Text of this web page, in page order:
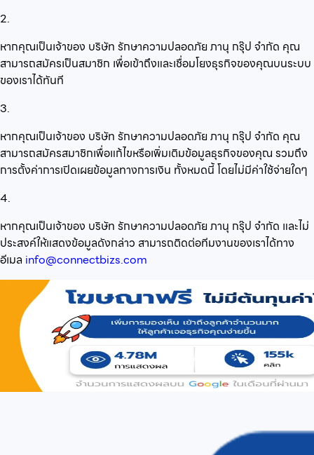
2.
หากคุณเป็นเจ้าของ บริษัท รักษาความปลอดภัย ภานุ กรุ๊ป จำกัด คุณ
สามารถสมัครเป็นสมาชิก เพื่อเข้าถึงและเชื่อมโยงธุรกิจของคุณบนระบบ
ของเราได้ทันที
3.
หากคุณเป็นเจ้าของ บริษัท รักษาความปลอดภัย ภานุ กรุ๊ป จำกัด คุณ
สามารถสมัครสมาชิกเพื่อแก้ไขหรือเพิ่มเติมข้อมูลธุรกิจของคุณ รวมถึง
การตั้งค่าการเปิดเผยข้อมูลทางการเงิน ทั้งหมดนี้ โดยไม่มีค่าใช้จ่ายใดๆ
4.
หากคุณเป็นเจ้าของ บริษัท รักษาความปลอดภัย ภานุ กรุ๊ป จำกัด และไม่
ประสงค์ให้แสดงข้อมูลดังกล่าว สามารถติดต่อทีมงานของเราได้ทาง
อีเมล info@connectbizs.com